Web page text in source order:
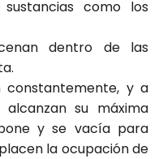
como los
dentro de las
constantemente, y a
su máxima
y se vacía para
la ocupación de